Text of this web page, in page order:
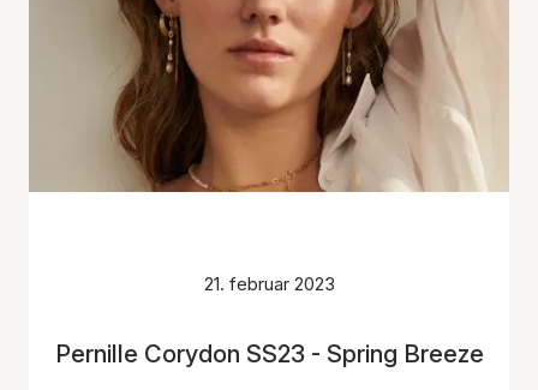
21. februar 2023
Pernille Corydon SS23 - Spring Breeze